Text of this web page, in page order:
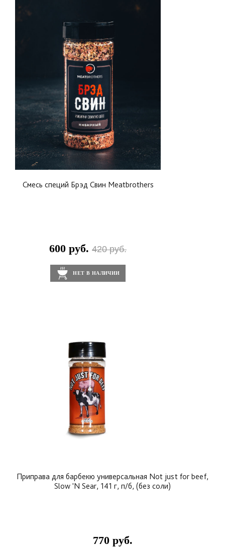
Смесь специй Брэд Свин Meatbrothers
600 руб. 420 руб.
НЕТ В НАЛИЧИИ
Приправа для барбекю универсальная Not just for beef,
Slow 'N Sear, 141 г, п/б, (без соли)
770 руб.